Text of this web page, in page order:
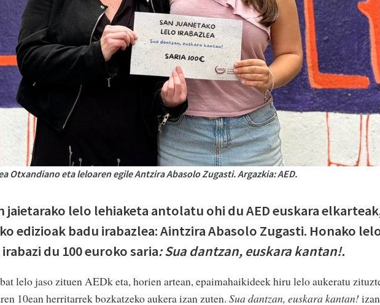
Otxandiano eta leloaren egile Antzira Abasolo Zugasti. Argazkia: AED.
jaietarako lelo lehiaketa antolatu ohi du AED euskara
edizioak badu irabazlea: Aintzira Abasolo Zugasti. Honako
du 100 euroko saria: Sua dantzan, euskara kantan!.
lelo jaso zituen AEDk eta, horien artean, epaimahaikideek hiru lelo aukeratu
10ean herritarrek bozkatzeko aukera izan zuten. Sua dantzan, euskara kantan!izan